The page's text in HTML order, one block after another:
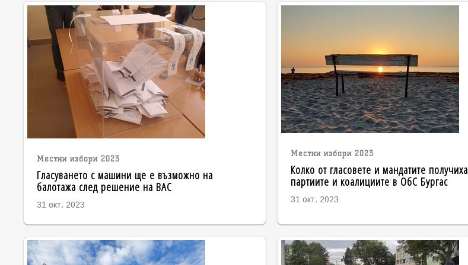
Местни избори 2023
Гласуването с машини ще е възможно на
балотажа след решение на ВАС
31 окт. 2023
Местни избори 2023
Колко от гласовете и мандатите получиха
партиите и коалициите в ОбС Бургас
31 окт. 2023